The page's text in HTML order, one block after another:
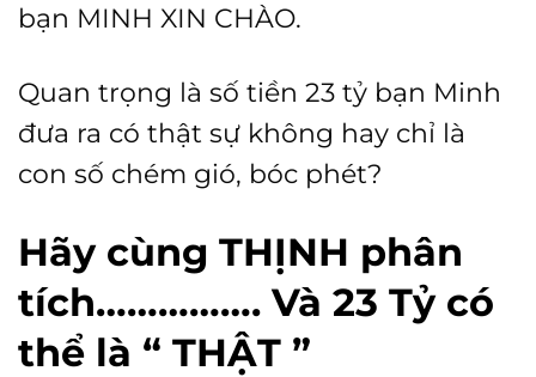
bạn MINH XIN CHÀO.
Quan trọng là số tiền 23 tỷ bạn Minh
đưa ra có thật sự không hay chỉ là
con số chém gió, bóc phét?
Hãy cùng THỊNH phân
tích……………. Và 23 Tỷ có
thể là “ THẬT ”